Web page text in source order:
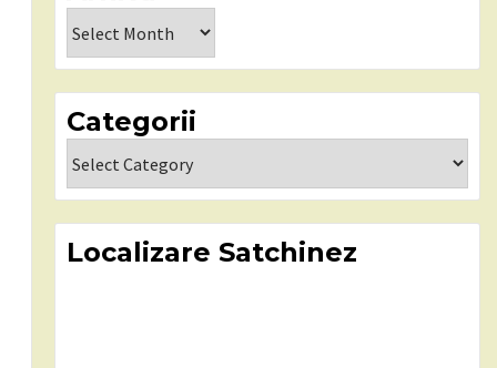
Categorii
Localizare Satchinez